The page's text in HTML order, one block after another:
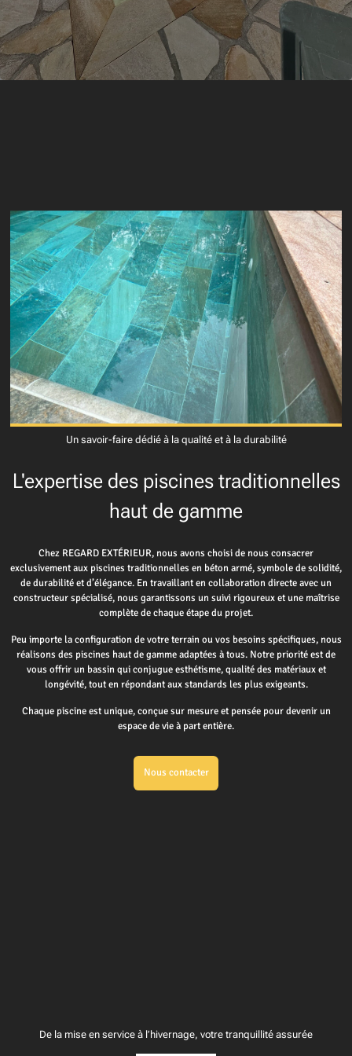
Un savoir-faire dédié à la qualité et à la durabilité
L'expertise des piscines traditionnelles
haut de gamme
Chez REGARD EXTÉRIEUR, nous avons choisi de nous consacrer
exclusivement aux piscines traditionnelles en béton armé, symbole de solidité,
de durabilité et d’élégance. En travaillant en collaboration directe avec un
constructeur spécialisé, nous garantissons un suivi rigoureux et une maîtrise
complète de chaque étape du projet.
Peu importe la configuration de votre terrain ou vos besoins spécifiques, nous
réalisons des piscines haut de gamme adaptées à tous. Notre priorité est de
vous offrir un bassin qui conjugue esthétisme, qualité des matériaux et
longévité, tout en répondant aux standards les plus exigeants.
Chaque piscine est unique, conçue sur mesure et pensée pour devenir un
espace de vie à part entière.
Nous contacter
De la mise en service à l’hivernage, votre tranquillité assurée